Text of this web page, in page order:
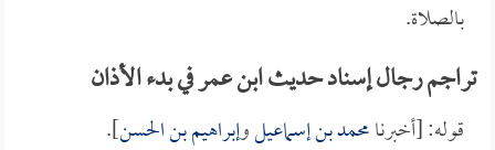
بالصلاة.
تراجم رجال إسناد حديث ابن عمر في بدء الأذان
قوله: [أخبرنامحمد بن إسماعيلوإبراهيم بن الحسن].